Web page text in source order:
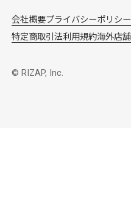
会社概要プライバシーポリシー
特定商取引法利用規約海外店舗
© RIZAP, Inc.